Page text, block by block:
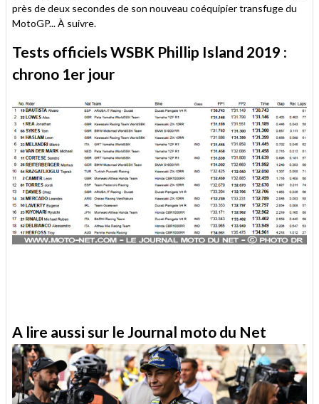
près de deux secondes de son nouveau coéquipier transfuge du
MotoGP... À suivre.
Tests officiels WSBK Phillip Island 2019 :
chrono 1er jour
A lire aussi sur le Journal moto du Net